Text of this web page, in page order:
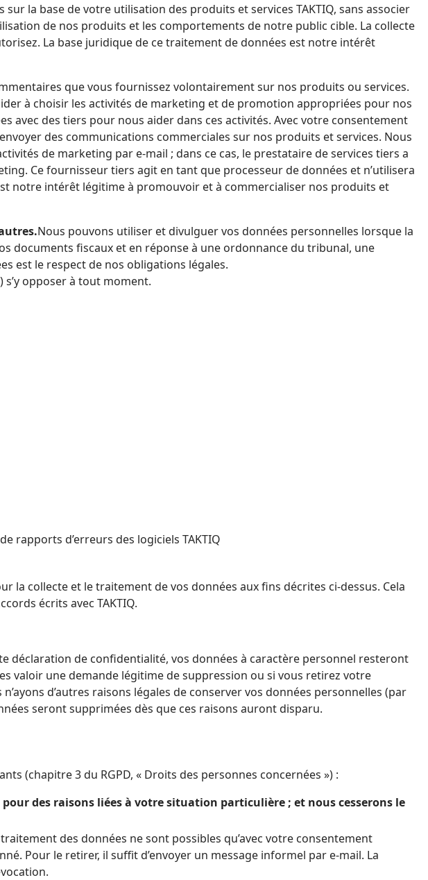
la base de votre utilisation des produits et services TAKTIQ, sans associer
de nos produits et les comportements de notre public cible. La collecte
intérêt
que vous fournissez volontairement sur nos produits ou services.
à choisir les activités de marketing et de promotion appropriées pour nos
avec des tiers pour nous aider dans ces activités. Avec votre consentement
des communications commerciales sur nos produits et services. Nous
de marketing par e-mail ; dans ce cas, le prestataire de services tiers a
Ce fournisseur tiers agit en tant que processeur de données et n’utilisera
Nous pouvons utiliser et divulguer vos données personnelles lorsque la
documents fiscaux et en réponse à une ordonnance du tribunal, une
est le respect de nos obligations légales.
vous opposer à l’utilisation de vos données à caractère personnel aux fins d) et e) s’y opposer à tout moment.
rapports d’erreurs des logiciels TAKTIQ
collecte et le traitement de vos données aux fins décrites ci-dessus. Cela
écrits avec TAKTIQ.
déclaration de confidentialité, vos données à caractère personnel resteront
valoir une demande légitime de suppression ou si vous retirez votre
d’autres raisons légales de conserver vos données personnelles (par
seront supprimées dès que ces raisons auront disparu.
(chapitre 3 du RGPD, « Droits des personnes concernées ») :
des raisons liées à votre situation particulière ; et nous cesserons le
des données ne sont possibles qu’avec votre consentement
Pour le retirer, il suffit d’envoyer un message informel par e-mail. La